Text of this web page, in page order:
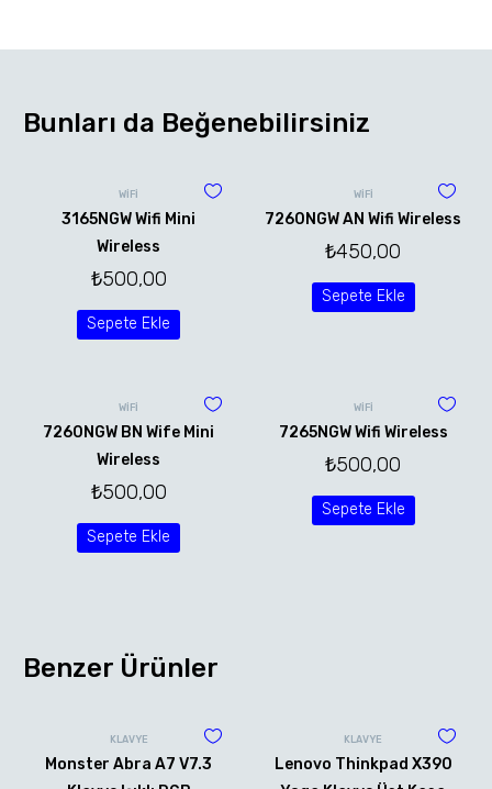
Bunları da Beğenebilirsiniz
WİFİ
3165NGW Wifi Mini
Wireless
₺500,00
Sepete Ekle
WİFİ
7260NGW AN Wifi Wireless
₺450,00
Sepete Ekle
WİFİ
7260NGW BN Wife Mini
Wireless
₺500,00
Sepete Ekle
WİFİ
7265NGW Wifi Wireless
₺500,00
Sepete Ekle
Benzer Ürünler
KLAVYE
Monster Abra A7 V7.3
KLAVYE
Lenovo Thinkpad X390